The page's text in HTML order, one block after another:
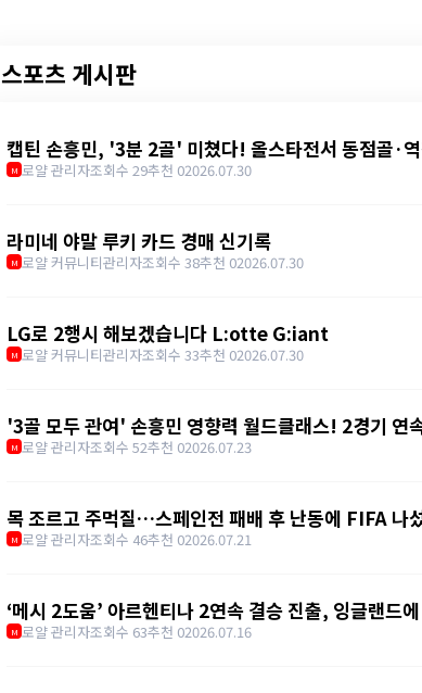
스포츠 게시판
캡틴 손흥민, '3분 2골' 미쳤다! 올스타전서 동점골·
M 로얄 관리자조회수 29추천 02026.07.30
라미네 야말 루키 카드 경매 신기록
M 로얄 커뮤니티관리자조회수 38추천 02026.07.30
LG로 2행시 해보겠습니다 L:otte G:iant
M 로얄 커뮤니티관리자조회수 33추천 02026.07.30
'3골 모두 관여' 손흥민 영향력 월드클래스! 2경기 연
M 로얄 관리자조회수 52추천 02026.07.23
목 조르고 주먹질…스페인전 패배 후 난동에 FIFA 나
M 로얄 관리자조회수 46추천 02026.07.21
‘메시 2도움’ 아르헨티나 2연속 결승 진출, 잉글랜드
M 로얄 관리자조회수 63추천 02026.07.16